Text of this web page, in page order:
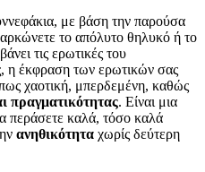
με βάση την παρούσα
το απόλυτο θηλυκό ή το
τις ερωτικές του
η έκφραση των ερωτικών σας
χαοτική, μπερδεμένη, καθώς
πραγματικότητας. Είναι μια
περάσετε καλά, τόσο καλά
ανηθικότητα χωρίς δεύτερη